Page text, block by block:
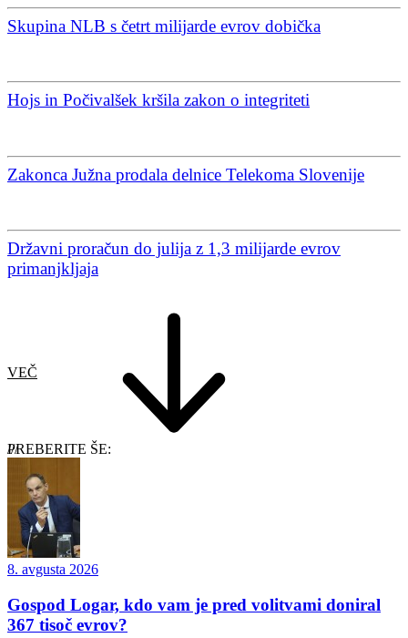
Skupina NLB s četrt milijarde evrov dobička
Hojs in Počivalšek kršila zakon o integriteti
Zakonca Južna prodala delnice Telekoma Slovenije
Državni proračun do julija z 1,3 milijarde evrov
primanjkljaja
VEČ
PREBERITE ŠE:
8. avgusta 2026
Gospod Logar, kdo vam je pred volitvami doniral
367 tisoč evrov?